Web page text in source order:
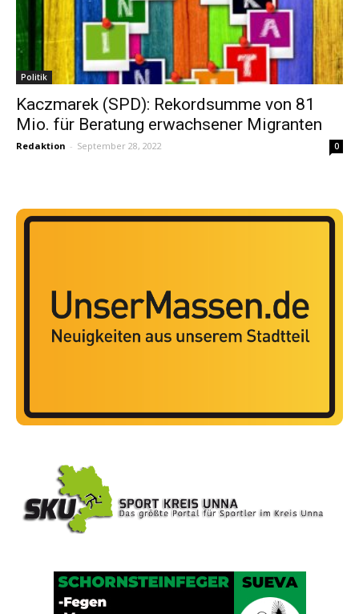
Politik
Kaczmarek (SPD): Rekordsumme von 81
Mio. für Beratung erwachsener Migranten
Redaktion - September 28, 2022 0